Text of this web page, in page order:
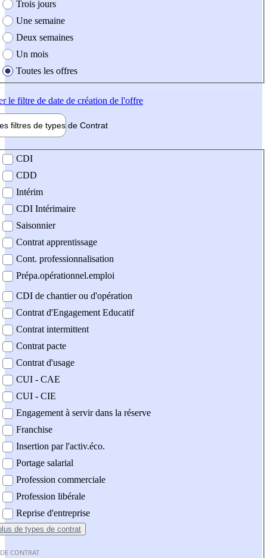
Trois jours
Une semaine
Deux semaines
Un mois
Toutes les offres
le filtre de date de création de l'offre
filtres de types de Contrat
contrat
CDI
CDD
Intérim
CDI Intérimaire
Saisonnier
Contrat apprentissage
Cont. professionnalisation
Prépa.opérationnel.emploi
CDI de chantier ou d'opération
Contrat d'Engagement Educatif
Contrat intermittent
Contrat pacte
Contrat d'usage
CUI - CAE
CUI - CIE
Engagement à servir dans la réserve
Franchise
Insertion par l'activ.éco.
Portage salarial
Profession commerciale
Profession libérale
Reprise d'entreprise
de types de contrat
CONTRAT